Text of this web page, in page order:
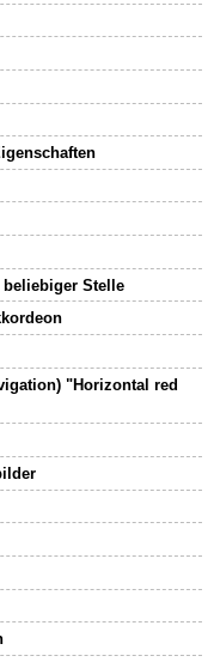
beliebiger Stelle
"Horizontal red